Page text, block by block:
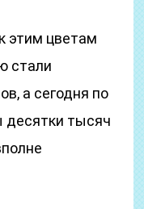
этим цветам
стали
а сегодня по
десятки тысяч